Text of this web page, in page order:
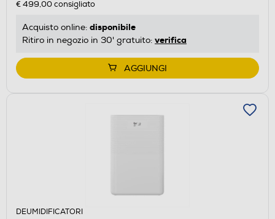
€ 499,00consigliato
Acquisto online: disponibile
Ritiro in negozio in 30' gratuito: verifica
AGGIUNGI
DEUMIDIFICATORI